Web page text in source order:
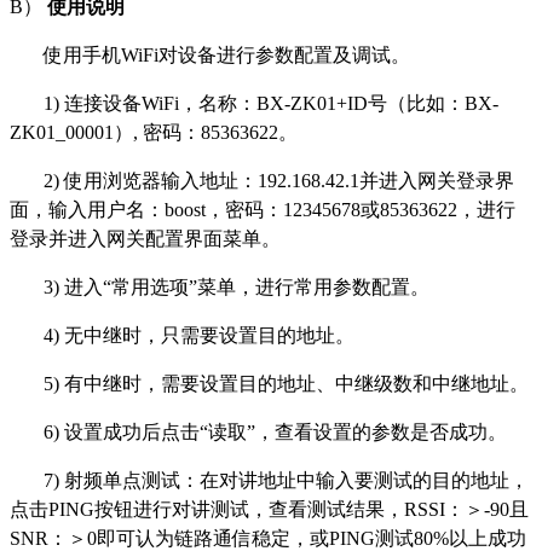
B） 使用说明
使用手机WiFi对设备进行参数配置及调试。
1) 连接设备WiFi，名称：BX-ZK01+ID号（比如 ： BX-
ZK01_00001 ） , 密码：85363622。
2)使用浏览器输入地址 ： 192.168.42.1并进入 网关登录界
面，输入 用户名： boost ，密码 ： 12345678或85363622，进行
登录并进入网关配置界面菜单。
3) 进入“常用选项”菜单 ，进行常用参数配置。
4) 无中继时，只需要设置目的地址。
5) 有中继时， 需要设置 目的地址、中继级数和中继地址。
6) 设置成功后点击“读取” ，查看设置的参数是否成功。
7) 射频单点测试 ：在对讲地址中输入要测试的目的地址 ，
点击PING按钮进行对讲测试 ，查看测试结果， RSSI：＞-90且
SNR：＞0即可认为链路通信稳定，或PING测试80%以上成功